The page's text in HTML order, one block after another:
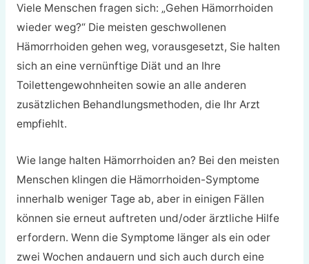
Viele Menschen fragen sich: „Gehen Hämorrhoiden
wieder weg?“ Die meisten geschwollenen
Hämorrhoiden gehen weg, vorausgesetzt, Sie halten
sich an eine vernünftige Diät und an Ihre
Toilettengewohnheiten sowie an alle anderen
zusätzlichen Behandlungsmethoden, die Ihr Arzt
empfiehlt.
Wie lange halten Hämorrhoiden an? Bei den meisten
Menschen klingen die Hämorrhoiden-Symptome
innerhalb weniger Tage ab, aber in einigen Fällen
können sie erneut auftreten und/oder ärztliche Hilfe
erfordern. Wenn die Symptome länger als ein oder
zwei Wochen andauern und sich auch durch eine